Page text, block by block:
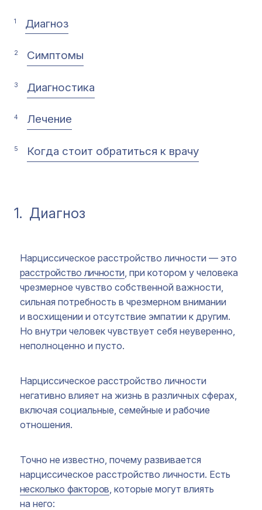
1 Диагноз
2 Симптомы
3 Диагностика
4 Лечение
5 Когда стоит обратиться к врачу
1. Диагноз
Нарциссическое расстройство личности — это
расстройство личности , при котором у человека
чрезмерное чувство собственной важности,
сильная потребность в чрезмерном внимании
и восхищении и отсутствие эмпатии к другим.
Но внутри человек чувствует себя неуверенно,
неполноценно и пусто.
Нарциссическое расстройство личности
негативно влияет на жизнь в различных сферах,
включая социальные, семейные и рабочие
отношения.
Точно не известно, почему развивается
нарциссическое расстройство личности. Есть
несколько факторов , которые могут влиять
на него: